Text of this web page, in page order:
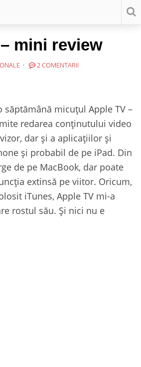
mini review
2 COMENTARII
săptămână micuțul Apple TV –
redarea conținutului video
dar și a aplicațiilor și
și probabil de pe iPad. Din
de pe MacBook, dar poate
extinsă pe viitor. Oricum,
iTunes, Apple TV mi-a
rostul său. Și nici nu e